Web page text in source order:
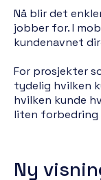
Nå blir det
jobber for. I
kundenavnet
For prosjekter
tydelig hvilken
hvilken kunde
liten forbedring
Ny